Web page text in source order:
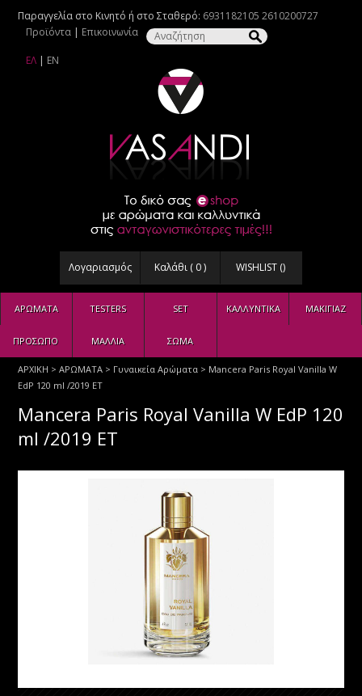
Παραγγελία στο Κινητό ή στο Σταθερό: 6931182105 2610200727
Προϊόντα | Επικοινωνία
ΕΛ | EN
Λογαριασμός Καλάθι ( 0) WISHLIST ()
ΑΡΩΜΑΤΑ TESTERS SET ΚΑΛΛΥΝΤΙΚΑ ΜΑΚΙΓΙΑΖ
ΠΡΟΣΩΠΟ ΜΑΛΛΙΑ ΣΩΜΑ
ΑΡΧΙΚΗ >ΑΡΩΜΑΤΑ > Γυναικεία Αρώματα > Mancera Paris Royal Vanilla W
EdP 120 ml /2019 ET
Mancera Paris Royal Vanilla W EdP 120
ml /2019 ET